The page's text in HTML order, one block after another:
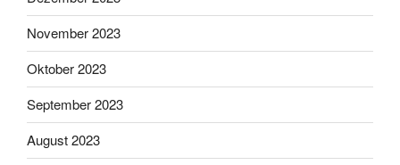
November 2023
Oktober 2023
September 2023
August 2023